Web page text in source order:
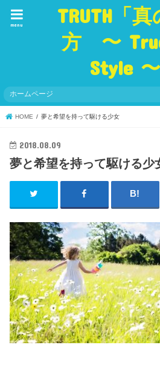
TRUTH「
方 〜
Style 〜
menu
ホームページ
HOME 夢と希望を持って駆ける少女
2018.08.09
夢と希望を持って駆ける少